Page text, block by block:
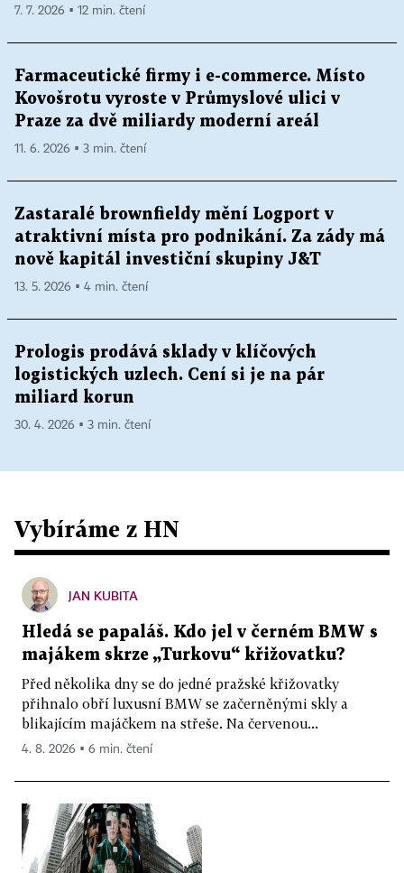
7. 7. 2026 ▪ 12 min. čtení
Farmaceutické firmy i e-commerce. Místo
Kovošrotu vyroste v Průmyslové ulici v
Praze za dvě miliardy moderní areál
11. 6. 2026 ▪ 3 min. čtení
Zastaralé brownfieldy mění Logport v
atraktivní místa pro podnikání. Za zády má
nově kapitál investiční skupiny J&T
13. 5. 2026 ▪ 4 min. čtení
Prologis prodává sklady v klíčových
logistických uzlech. Cení si je na pár
miliard korun
30. 4. 2026 ▪ 3 min. čtení
Vybíráme z HN
JAN KUBITA
Hledá se papaláš. Kdo jel v černém BMW s
majákem skrze „Turkovu“ křižovatku?
Před několika dny se do jedné pražské křižovatky
přihnalo obří luxusní BMW se začerněnými skly a
blikajícím majáčkem na střeše. Na červenou...
4. 8. 2026 ▪ 6 min. čtení